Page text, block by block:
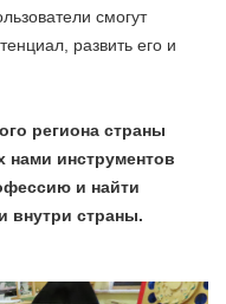
смогут
развить его и
региона страны
инструментов
и найти
внутри страны.